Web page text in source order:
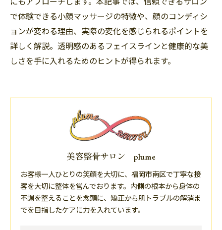
で体験できる小顔マッサージの特徴や、顔のコンディシ
ョンが変わる理由、実際の変化を感じられるポイントを
詳しく解説。透明感のあるフェイスラインと健康的な美
しさを手に入れるためのヒントが得られます。
美容整骨サロン plume
お客様一人ひとりの笑顔を大切に、福岡市南区で丁寧な接
客を大切に整体を営んでおります。内側の根本から身体の
不調を整えることを念頭に、矯正から肌トラブルの解消ま
でを目指したケアに力を入れています。